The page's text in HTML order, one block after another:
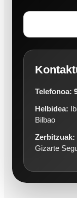
Telefonoa:
Helbidea:
Bilbao
Zerbitzuak:
Gizarte